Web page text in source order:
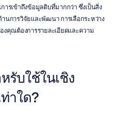
รเข้าถึงข้อมูลดิบที่มากกว่า ซึ่งเป็นสิ่ง
การวิจัยและพัฒนา การเลือกระหว่าง
งคุณต้องการรายละเอียดและความ
รับใช้ในเชิง
าใด?